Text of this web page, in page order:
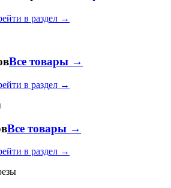
в раздел →
Все товары →
в раздел →
Все товары →
в раздел →